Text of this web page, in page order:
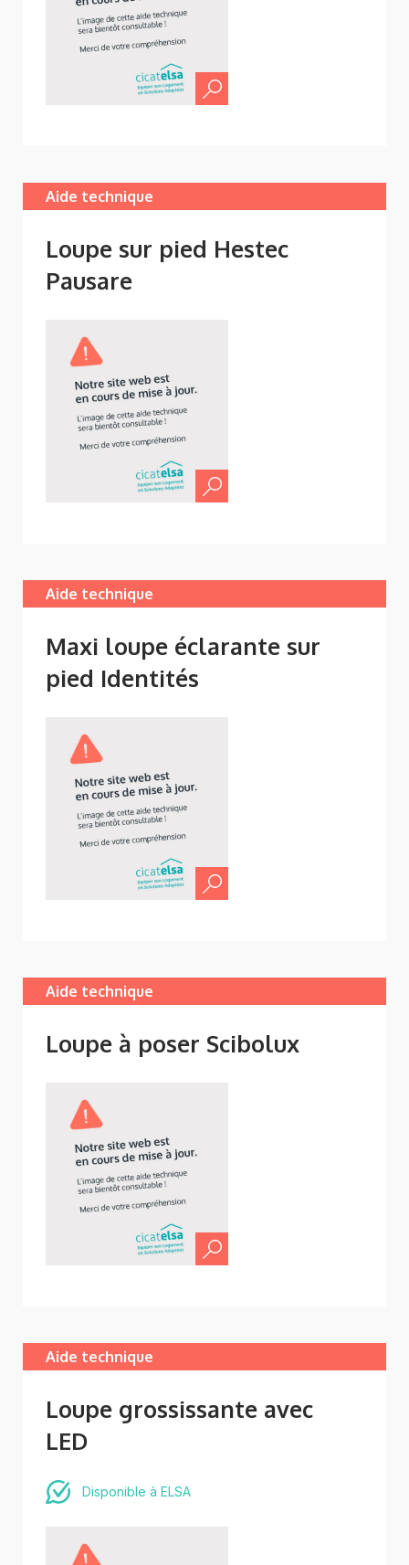
Aide technique
Loupe sur pied Hestec
Pausare
Aide technique
Maxi loupe éclarante sur
pied Identités
Aide technique
Loupe à poser Scibolux
Aide technique
Loupe grossissante avec
LED
Disponible à ELSA